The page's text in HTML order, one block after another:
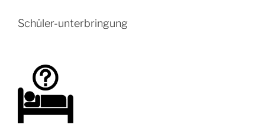
Schüler-unterbringung